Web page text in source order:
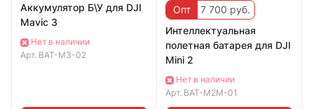
Аккумулятор Б\У для DJI
Mavic 3
Нет в наличии
Арт. BAT-M3-02
Опт
7 700 руб.
Интеллектуальная
полетная батарея для DJI
Mini 2
Нет в наличии
Арт. BAT-M2M-01